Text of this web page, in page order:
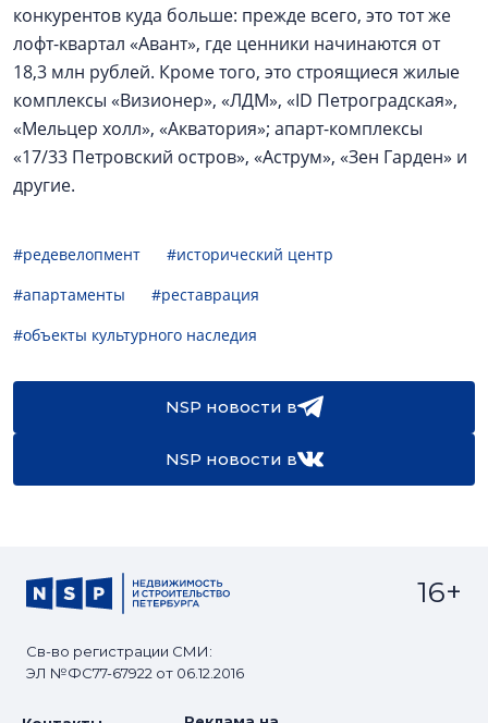
конкурентов куда больше: прежде всего, это тот же
лофт-квартал «Авант», где ценники начинаются от
18,3 млн рублей. Кроме того, это строящиеся жилые
комплексы «Визионер», «ЛДМ», «ID Петроградская»,
«Мельцер холл», «Акватория»; апарт-комплексы
«17/33 Петровский остров», «Аструм», «Зен Гарден» и
другие.
#редевелопмент
#исторический центр
#апартаменты
#реставрация
#объекты культурного наследия
NSP новости в
NSP новости в
Св-во регистрации СМИ:
ЭЛ №ФС77-67922 от 06.12.2016
16+